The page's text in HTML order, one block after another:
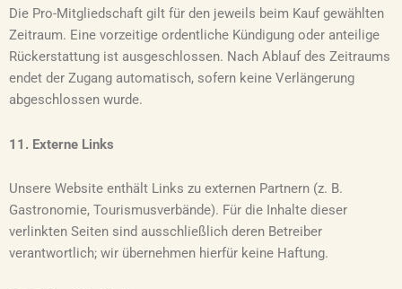
Die Pro-Mitgliedschaft gilt für den jeweils beim Kauf gewählten
Zeitraum. Eine vorzeitige ordentliche Kündigung oder anteilige
Rückerstattung ist ausgeschlossen. Nach Ablauf des Zeitraums
endet der Zugang automatisch, sofern keine Verlängerung
abgeschlossen wurde.
11. Externe Links
Unsere Website enthält Links zu externen Partnern (z. B.
Gastronomie, Tourismusverbände). Für die Inhalte dieser
verlinkten Seiten sind ausschließlich deren Betreiber
verantwortlich; wir übernehmen hierfür keine Haftung.